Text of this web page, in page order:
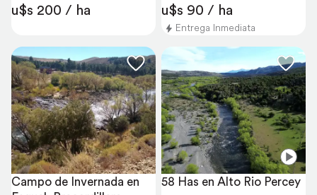
u$s 200 / ha u$s 90 / ha
Entrega Inmediata
Campo de Invernada en
58 Has en Alto Rio Percey
Referencia precios de campos en Cholila y zona
Bajo Medio Alto